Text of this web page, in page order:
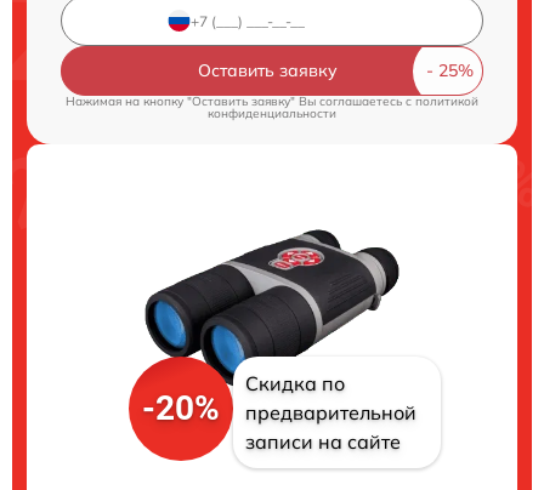
Оставить заявку
Нажимая на кнопку "Оставить заявку" Вы соглашаетесь cполитикой
конфиденциальности
-20%
Скидка по
предварительной
записи на сайте